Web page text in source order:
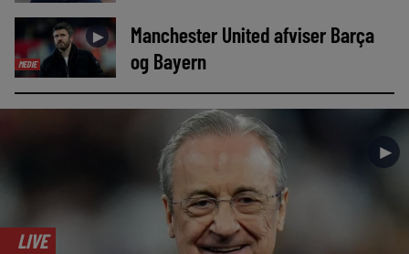
MEDIE
►
Manchester United afviser Barça
og Bayern
►
LIVE